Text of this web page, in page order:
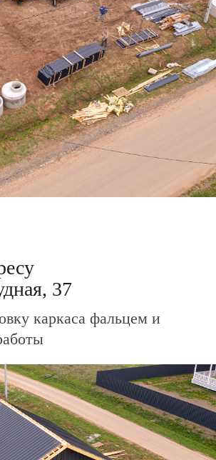
28
исключительно
является публичной офертой,
437 Гражданского Кодекса